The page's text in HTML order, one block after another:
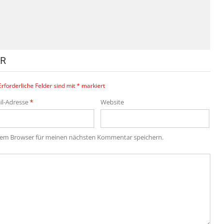
Felder sind mit* markiert
Adresse* Website
Browser für meinen nächsten Kommentar speichern.